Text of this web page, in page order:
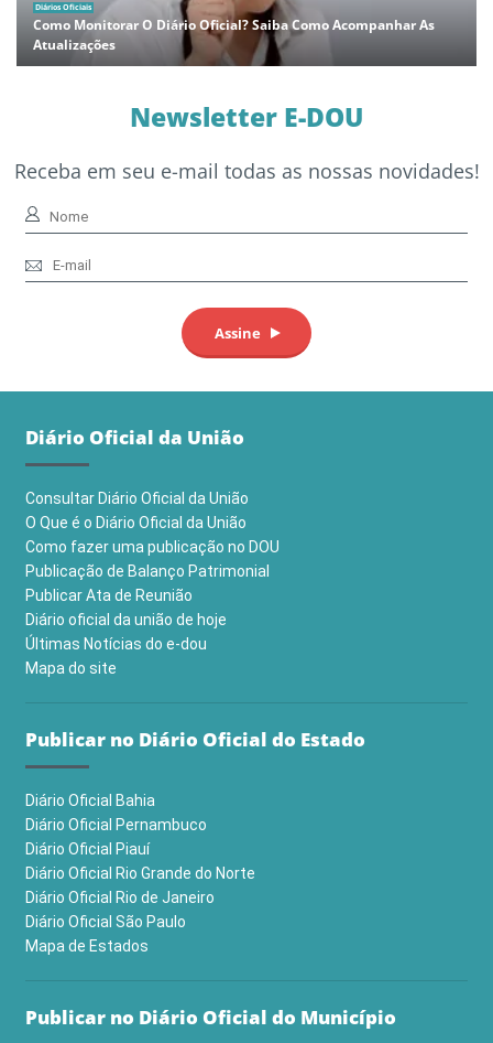
Diários Oficiais
Como Monitorar O Diário Oficial? Saiba Como Acompanhar As
Atualizações
Newsletter E-DOU
Receba em seu e-mail todas as nossas novidades!
Diário Oficial da União
Consultar Diário Oficial da União
O Que é o Diário Oficial da União
Como fazer uma publicação no DOU
Publicação de Balanço Patrimonial
Publicar Ata de Reunião
Diário oficial da união de hoje
Últimas Notícias do e-dou
Mapa do site
Publicar no Diário Oficial do Estado
Diário Oficial Bahia
Diário Oficial Pernambuco
Diário Oficial Piauí
Diário Oficial Rio Grande do Norte
Diário Oficial Rio de Janeiro
Diário Oficial São Paulo
Mapa de Estados
Publicar no Diário Oficial do Município